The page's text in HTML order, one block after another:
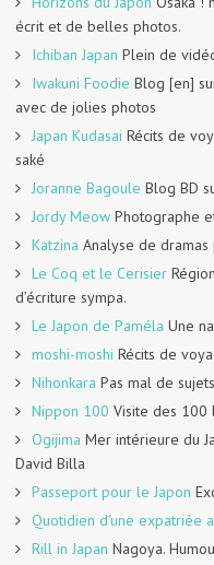
écrit et de belles photos.
Ichiban Japan Plein de
Iwakuni Foodie Blog [en]
avec de jolies photos
Japan Kudasai Récits de
saké
Joranne Bagoule Blog BD
Jordy Meow Photographe
Katzina Analyse de
Le Coq et le Cerisier
d’écriture sympa.
Le Japon de Paméla Une
moshi-moshi Récits de
Nihonkara Pas mal de
Nippon 100 Visite des 100
Ogijima Mer intérieure du
David Billa
Passeport pour le Japon
Quotidien d'une expatriée
Rill in Japan Nagoya.